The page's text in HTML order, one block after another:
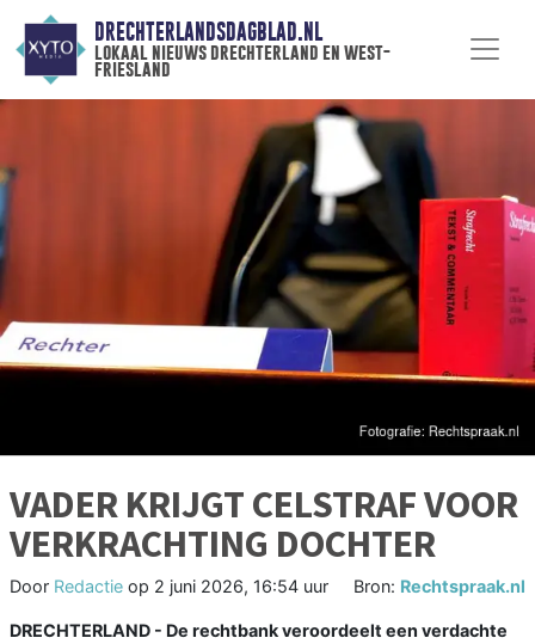
DRECHTERLANDSDAGBLAD.NL
lokaal nieuws drechterland en west-
friesland
VADER KRIJGT CELSTRAF VOOR
VERKRACHTING DOCHTER
Door Redactie op 2 juni 2026, 16:54 uur Bron: Rechtspraak.nl
DRECHTERLAND - De rechtbank veroordeelt een verdachte